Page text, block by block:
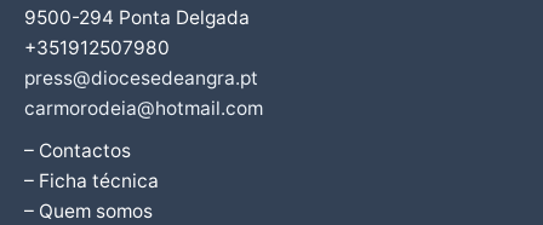
9500-294 Ponta Delgada
+351912507980
press@diocesedeangra.pt
carmorodeia@hotmail.com
– Contactos
– Ficha técnica
– Quem somos